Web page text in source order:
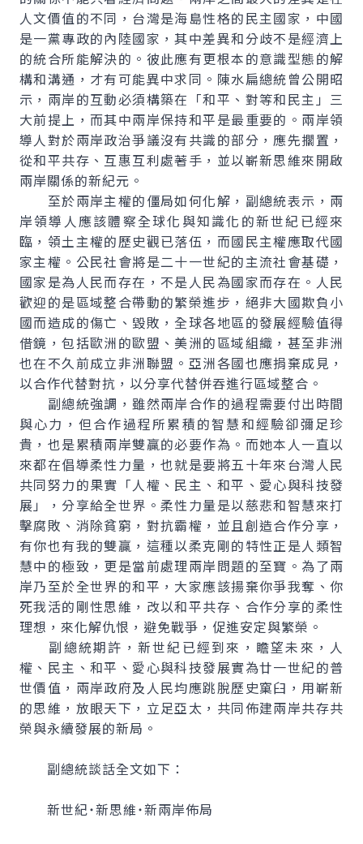
人文價值的不同，台灣是海島性格的民主國家，中國
是一黨專政的內陸國家，其中差異和分歧不是經濟上
的統合所能解決的。彼此應有更根本的意識型態的解
構和溝通，才有可能異中求同。陳水扁總統曾公開昭
示，兩岸的互動必須構築在「和平、對等和民主」三
大前提上，而其中兩岸保持和平是最重要的。兩岸領
導人對於兩岸政治爭議沒有共識的部分，應先擱置，
從和平共存、互惠互利處著手，並以嶄新思維來開啟
兩岸關係的新紀元。
至於兩岸主權的僵局如何化解，副總統表示，兩
岸領導人應該體察全球化與知識化的新世紀已經來
臨，領土主權的歷史觀已落伍，而國民主權應取代國
家主權。公民社會將是二十一世紀的主流社會基礎，
國家是為人民而存在，不是人民為國家而存在。人民
歡迎的是區域整合帶動的繁榮進步，絕非大國欺負小
國而造成的傷亡、毀敗，全球各地區的發展經驗值得
借鏡，包括歐洲的歐盟、美洲的區域組織，甚至非洲
也在不久前成立非洲聯盟。亞洲各國也應捐棄成見，
以合作代替對抗，以分享代替併吞進行區域整合。
副總統強調，雖然兩岸合作的過程需要付出時間
與心力，但合作過程所累積的智慧和經驗卻彌足珍
貴，也是累積兩岸雙贏的必要作為。而她本人一直以
來都在倡導柔性力量，也就是要將五十年來台灣人民
共同努力的果實「人權、民主、和平、愛心與科技發
展」，分享給全世界。柔性力量是以慈悲和智慧來打
擊腐敗、消除貧窮，對抗霸權，並且創造合作分享，
有你也有我的雙贏，這種以柔克剛的特性正是人類智
慧中的極致，更是當前處理兩岸問題的至寶。為了兩
岸乃至於全世界的和平，大家應該揚棄你爭我奪、你
死我活的剛性思維，改以和平共存、合作分享的柔性
理想，來化解仇恨，避免戰爭，促進安定與繁榮。
副總統期許，新世紀已經到來，瞻望未來，人
權、民主、和平、愛心與科技發展實為廿一世紀的普
世價值，兩岸政府及人民均應跳脫歷史窠臼，用嶄新
的思維，放眼天下，立足亞太，共同佈建兩岸共存共
榮與永續發展的新局。
副總統談話全文如下：
新世紀˙新思維˙新兩岸佈局